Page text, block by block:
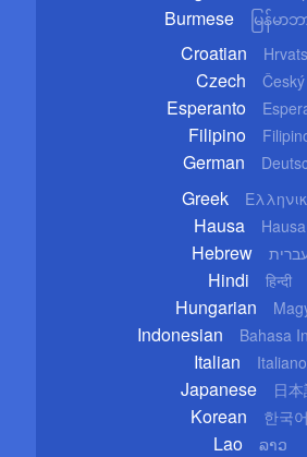
Burmese မြန်မာ
Croatian
Czech Český
Esperanto
Filipino
German
Greek
Hausa Hausa
Hebrew
Hindi हिन्दी
Hungarian
Indonesian Bahasa
Italian Italiano
Japanese 日
Korean 한국어
Lao ລາວ